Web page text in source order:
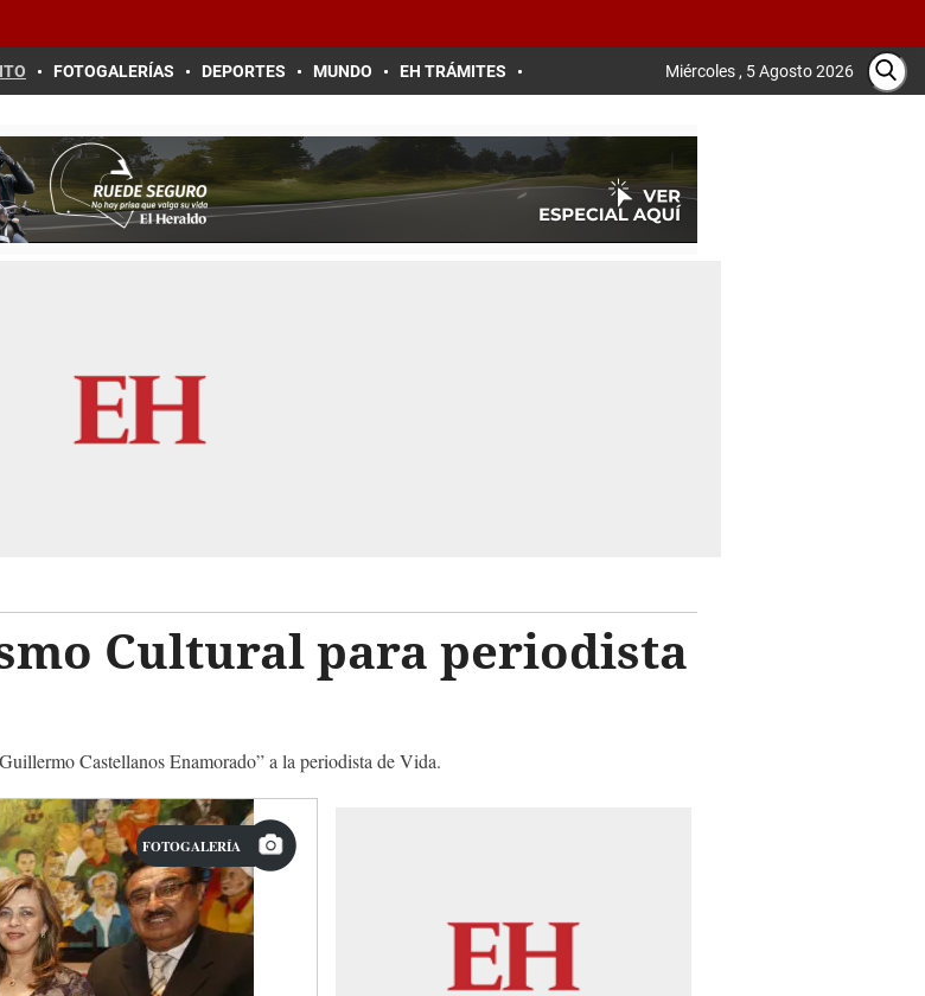
FOTOGALERÍAS DEPORTES MUNDO EH TRÁMITES Miércoles , 5 Agosto 2026
Cultural para periodista
Castellanos Enamorado” a la periodista de Vida.
FOTOGALERÍA